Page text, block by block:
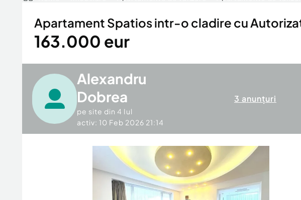
Apartament Spatios intr-o cladire cu
163.000 eur
Alexandru
Dobrea
pe site din 4 Iul
activ: 10 Feb 2026 21:14
3 anunțuri